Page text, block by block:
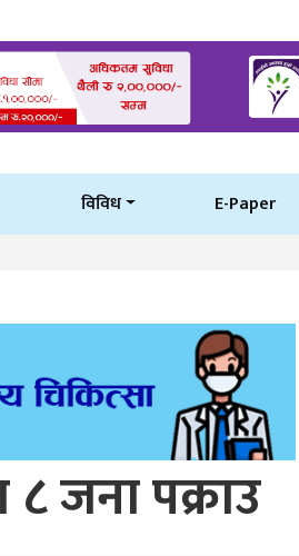
विविध E-Paper
जना पक्राउ